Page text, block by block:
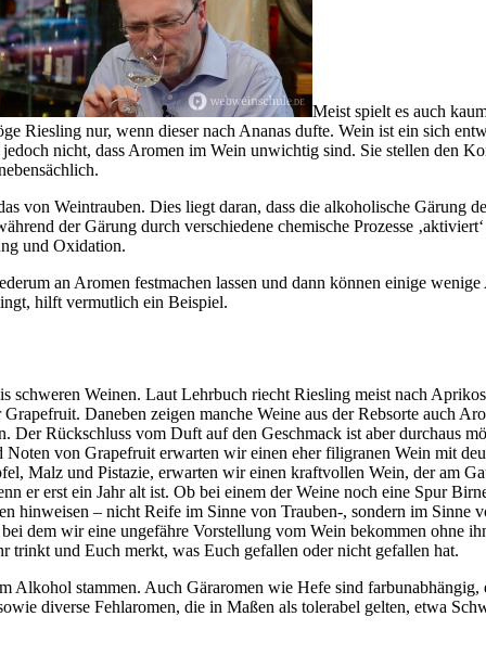
Meist spielt es auch
Riesling nur, wenn dieser nach Ananas dufte. Wein ist ein sich
nicht, dass Aromen im Wein unwichtig sind. Sie stellen den
von Weintrauben. Dies liegt daran, dass die alkoholische Gärung
der Gärung durch verschiedene chemische Prozesse
und Oxidation.
an Aromen festmachen lassen und dann können einige
hilft vermutlich ein Beispiel.
schweren Weinen. Laut Lehrbuch riecht Riesling meist nach
Daneben zeigen manche Weine aus der Rebsorte auch
Der Rückschluss vom Duft auf den Geschmack ist aber durchaus
von Grapefruit erwarten wir einen eher filigranen Wein mit
Malz und Pistazie, erwarten wir einen kraftvollen Wein, der am
er erst ein Jahr alt ist. Ob bei einem der Weine noch eine Spur
hinweisen – nicht Reife im Sinne von Trauben-, sondern im Sinne
dem wir eine ungefähre Vorstellung vom Wein bekommen ohne
und Euch merkt, was Euch gefallen oder nicht gefallen hat.
Alkohol stammen. Auch Gäraromen wie Hefe sind
diverse Fehlaromen, die in Maßen als tolerabel gelten, etwa